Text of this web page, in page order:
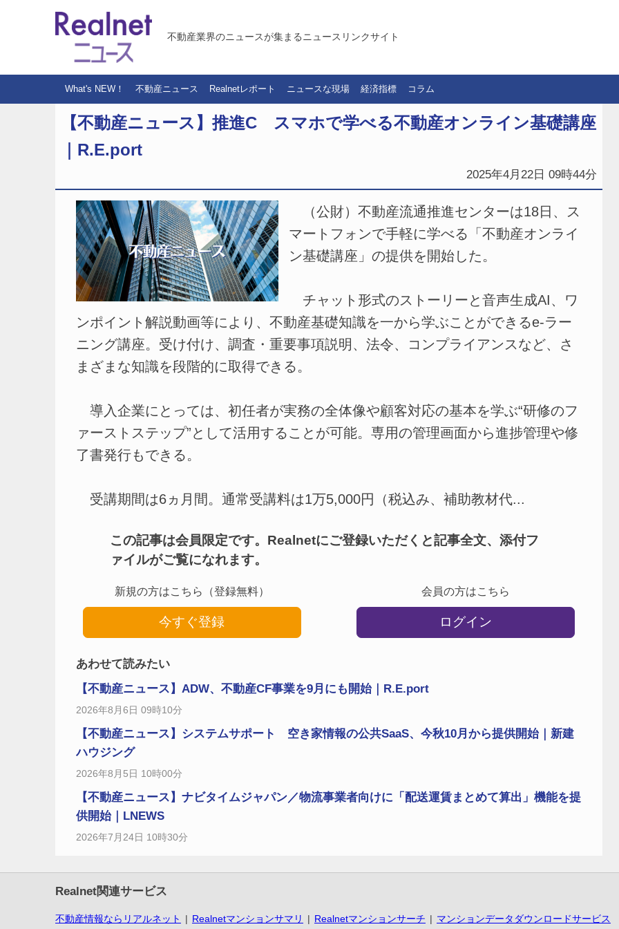
不動産業界のニュースが集まるニュースリンクサイト
What's NEW！ 不動産ニュース Realnetレポート ニュースな現場 経済指標 コラム
【不動産ニュース】推進C スマホで学べる不動産オンライン基礎講座
｜R.E.port
2025年4月22日 09時44分
（公財）不動産流通推進センターは18日、ス
マートフォンで手軽に学べる「不動産オンライ
ン基礎講座」の提供を開始した。
チャット形式のストーリーと音声生成AI、ワ
ンポイント解説動画等により、不動産基礎知識を一から学ぶことができるe-ラー
ニング講座。受け付け、調査・重要事項説明、法令、コンプライアンスなど、さ
まざまな知識を段階的に取得できる。
導入企業にとっては、初任者が実務の全体像や顧客対応の基本を学ぶ“研修のフ
ァーストステップ”として活用することが可能。専用の管理画面から進捗管理や修
了書発行もできる。
受講期間は6ヵ月間。通常受講料は1万5,000円（税込み、補助教材代...
この記事は会員限定です。Realnetにご登録いただくと記事全文、添付フ
ァイルがご覧になれます。
新規の方はこちら（登録無料）
今すぐ登録
会員の方はこちら
ログイン
あわせて読みたい
【不動産ニュース】ADW、不動産CF事業を9月にも開始｜R.E.port
2026年8月6日 09時10分
【不動産ニュース】システムサポート 空き家情報の公共SaaS、今秋10月から提供開始｜新建
ハウジング
2026年8月5日 10時00分
【不動産ニュース】ナビタイムジャパン／物流事業者向けに「配送運賃まとめて算出」機能を提
供開始｜LNEWS
2026年7月24日 10時30分
Realnet関連サービス
不動産情報ならリアルネット Realnetマンションサマリ Realnetマンションサーチ マンションデータダウンロードサービス